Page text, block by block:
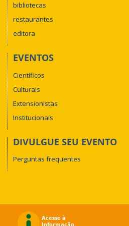
bibliotecas
restaurantes
editora
EVENTOS
Científicos
Culturais
Extensionistas
Institucionais
DIVULGUE SEU EVENTO
Perguntas frequentes